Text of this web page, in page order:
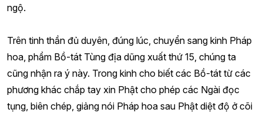
ngộ.
Trên tinh thần đủ duyên, đúng lúc, chuyển sang kinh Pháp
hoa, phẩm Bồ-tát Tùng địa dũng xuất thứ 15, chúng ta
cũng nhận ra ý này. Trong kinh cho biết các Bồ-tát từ các
phương khác chắp tay xin Phật cho phép các Ngài đọc
tụng, biên chép, giảng nói Pháp hoa sau Phật diệt độ ở cõi